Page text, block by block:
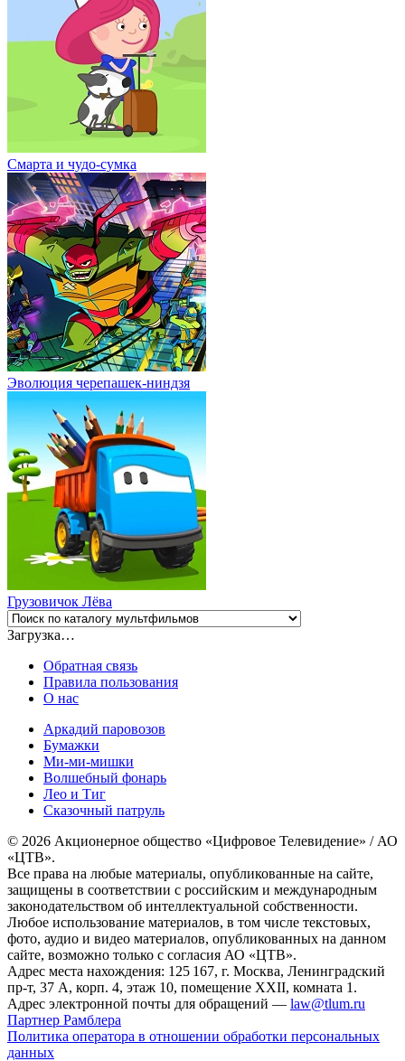
Смарта и чудо-сумка
Эволюция черепашек-ниндзя
Грузовичок Лёва
Загрузка…
Обратная связь
Правила пользования
О нас
Аркадий паровозов
Бумажки
Ми-ми-мишки
Волшебный фонарь
Лео и Тиг
Сказочный патруль
© 2026 Акционерное общество «Цифровое Телевидение» / АО
«ЦТВ».
Все права на любые материалы, опубликованные на сайте,
защищены в соответствии с российским и международным
законодательством об интеллектуальной собственности.
Любое использование материалов, в том числе текстовых,
фото, аудио и видео материалов, опубликованных на данном
сайте, возможно только с согласия АО «ЦТВ».
Адрес места нахождения: 125 167, г. Москва, Ленинградский
пр-т, 37 А, корп. 4, этаж 10, помещение XXII, комната 1.
Адрес электронной почты для обращений — law@tlum.ru
Партнер Рамблера
Политика оператора в отношении обработки персональных
данных